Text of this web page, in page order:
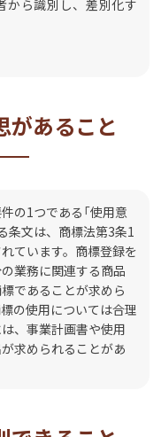
から識別し、差別化す
があること
の1つである「使用意
条文は、商標法第3条1
ています。商標登録を
業務に関連する商品
であることが求めら
の使用については合理
、事業計画書や使用
求められることがあ